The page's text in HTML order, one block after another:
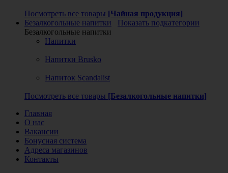
Посмотреть все товары [Чайная продукция]
Безалкогольные напитки
Показать подкатегории
Безалкогольные напитки
Напитки
Напитки Brusko
Напиток Scandalist
Посмотреть все товары [Безалкогольные напитки]
Главная
О нас
Вакансии
Бонусная система
Адреса магазинов
Контакты